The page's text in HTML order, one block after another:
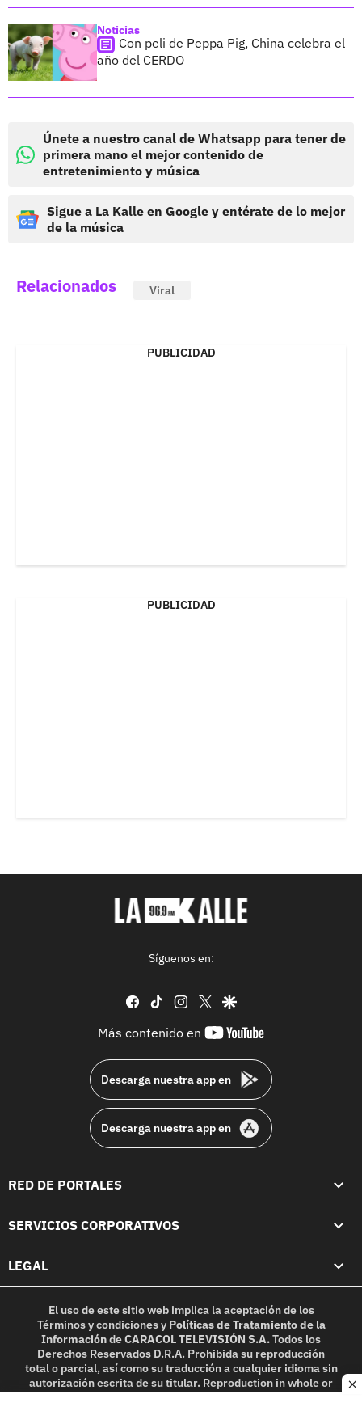
Noticias
Con peli de Peppa Pig, China celebra el
año del CERDO
Únete a nuestro canal de Whatsapp para tener de
primera mano el mejor contenido de
entretenimiento y música
Sigue a La Kalle en Google y entérate de lo mejor
de la música
Relacionados Viral
PUBLICIDAD
PUBLICIDAD
Síguenos en:
facebook
tiktok instagram
twittergoogle
Más contenido en
youtube-
Descarga nuestra app en
Descarga nuestra app en
RED DE PORTALES
SERVICIOS CORPORATIVOS
LEGAL
El uso de este sitio web implica la aceptación de los
Términos y condicionesy Políticas de Tratamiento de la
InformacióndeCARACOL TELEVISIÓN S.A.Todos los
Derechos Reservados D.R.A. Prohibida su reproducción
total o parcial, así como su traducción a cualquier idioma sin
autorización escrita de su titular. Reproduction in whole or
in part, or translation without written permission is